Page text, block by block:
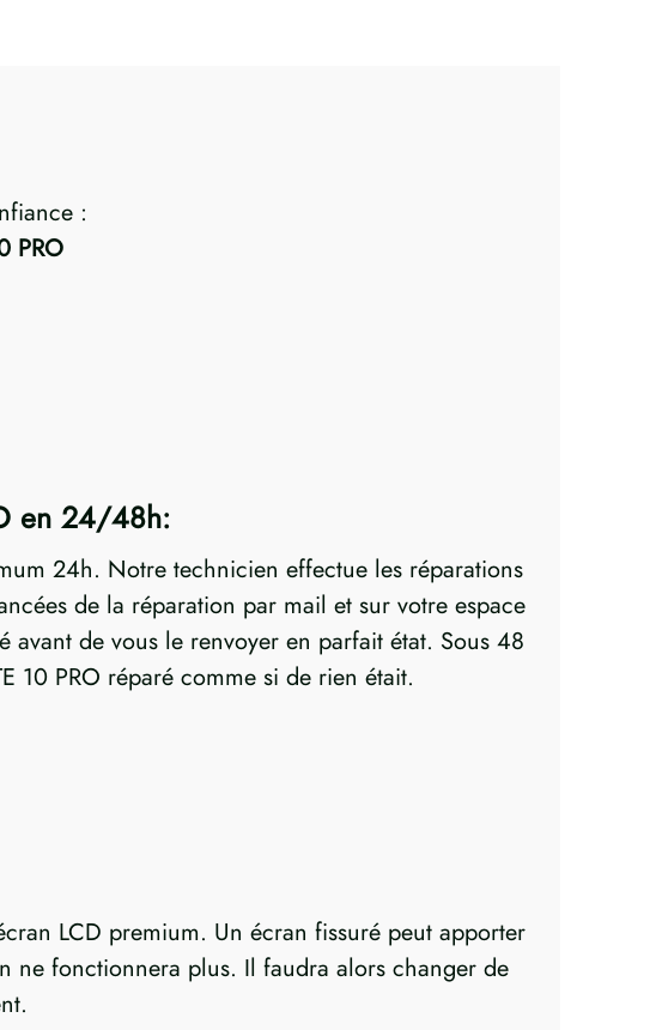
:
PRO
en 24/48h:
24h. Notre technicien effectue les réparations
de la réparation par mail et sur votre espace
avant de vous le renvoyer en parfait état. Sous 48
10 PRO réparé comme si de rien était.
LCD premium. Un écran fissuré peut apporter
ne fonctionnera plus. Il faudra alors changer de